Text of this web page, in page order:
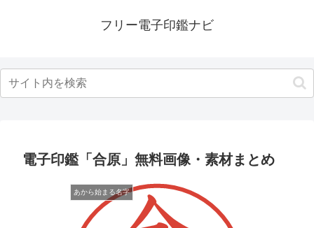
フリー電子印鑑ナビ
電子印鑑「合原」無料画像・素材まとめ
あから始まる名字